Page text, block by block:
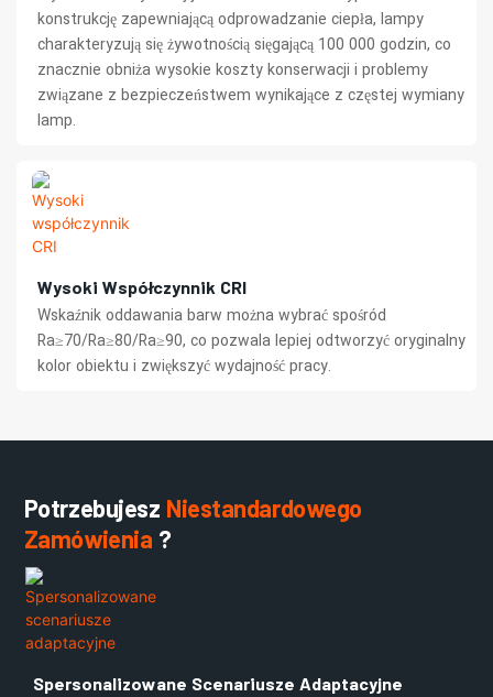
konstrukcję zapewniającą odprowadzanie ciepła, lampy
charakteryzują się żywotnością sięgającą 100 000 godzin, co
znacznie obniża wysokie koszty konserwacji i problemy
związane z bezpieczeństwem wynikające z częstej wymiany
lamp.
Wysoki Współczynnik CRI
Wskaźnik oddawania barw można wybrać spośród
Ra≥70/Ra≥80/Ra≥90, co pozwala lepiej odtworzyć oryginalny
kolor obiektu i zwiększyć wydajność pracy.
Potrzebujesz Niestandardowego
Zamówienia ?
Spersonalizowane Scenariusze Adaptacyjne